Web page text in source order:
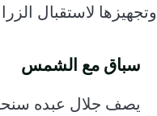
وتجهيزها لاستقبال
سباق مع الشمس
يصف جلال عبده